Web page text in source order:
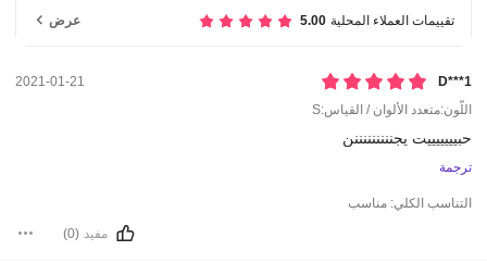
تقييمات العملاء المحلية 5.00 عرض
D***1
2021-01-21
اللّون:متعدد الألوان / القياس:S
حبيييييييت يجنننننننننن
ترجمة
التناسب الكلي:مناسب
مفيد (0)